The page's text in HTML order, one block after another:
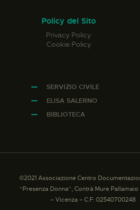
Policy del Sito
Privacy Policy
Cookie Policy
SERVIZIO CIVILE
ELISA SALERNO
BIBLIOTECA
©2021 Associazione Centro
“Presenza Donna”, Contrà Mure Pallamaio
– Vicenza – C.F: 02540700248